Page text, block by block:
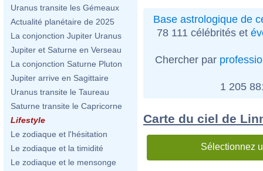
Uranus transite les Gémeaux
Actualité planétaire de 2025
La conjonction Jupiter Uranus
Jupiter et Saturne en Verseau
La conjonction Saturne Pluton
Jupiter arrive en Sagittaire
Uranus transite le Taureau
Saturne transite le Capricorne
Lifestyle
Le zodiaque et l'hésitation
Le zodiaque et la timidité
Le zodiaque et le mensonge
Base astrologique de
78 111 célébrités et
Chercher par
1 205
Carte du ciel de
Sélectionnez